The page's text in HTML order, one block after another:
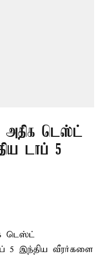
அதிக டெஸ்ட்
டாப் 5
டெஸ்ட்
5 இந்திய வீரர்களை